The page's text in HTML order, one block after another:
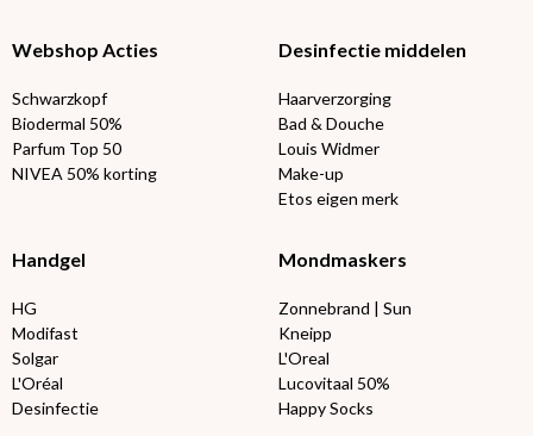
Webshop Acties
Schwarzkopf
Biodermal 50%
Parfum Top 50
NIVEA 50% korting
Desinfectie middelen
Haarverzorging
Bad & Douche
Louis Widmer
Make-up
Etos eigen merk
Handgel
HG
Modifast
Solgar
L'Oréal
Desinfectie
Mondmaskers
Zonnebrand | Sun
Kneipp
L'Oreal
Lucovitaal 50%
Happy Socks